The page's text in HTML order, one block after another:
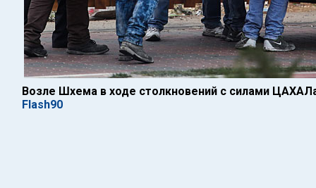
Возле Шхема в ходе столкновений с силами
Flash90